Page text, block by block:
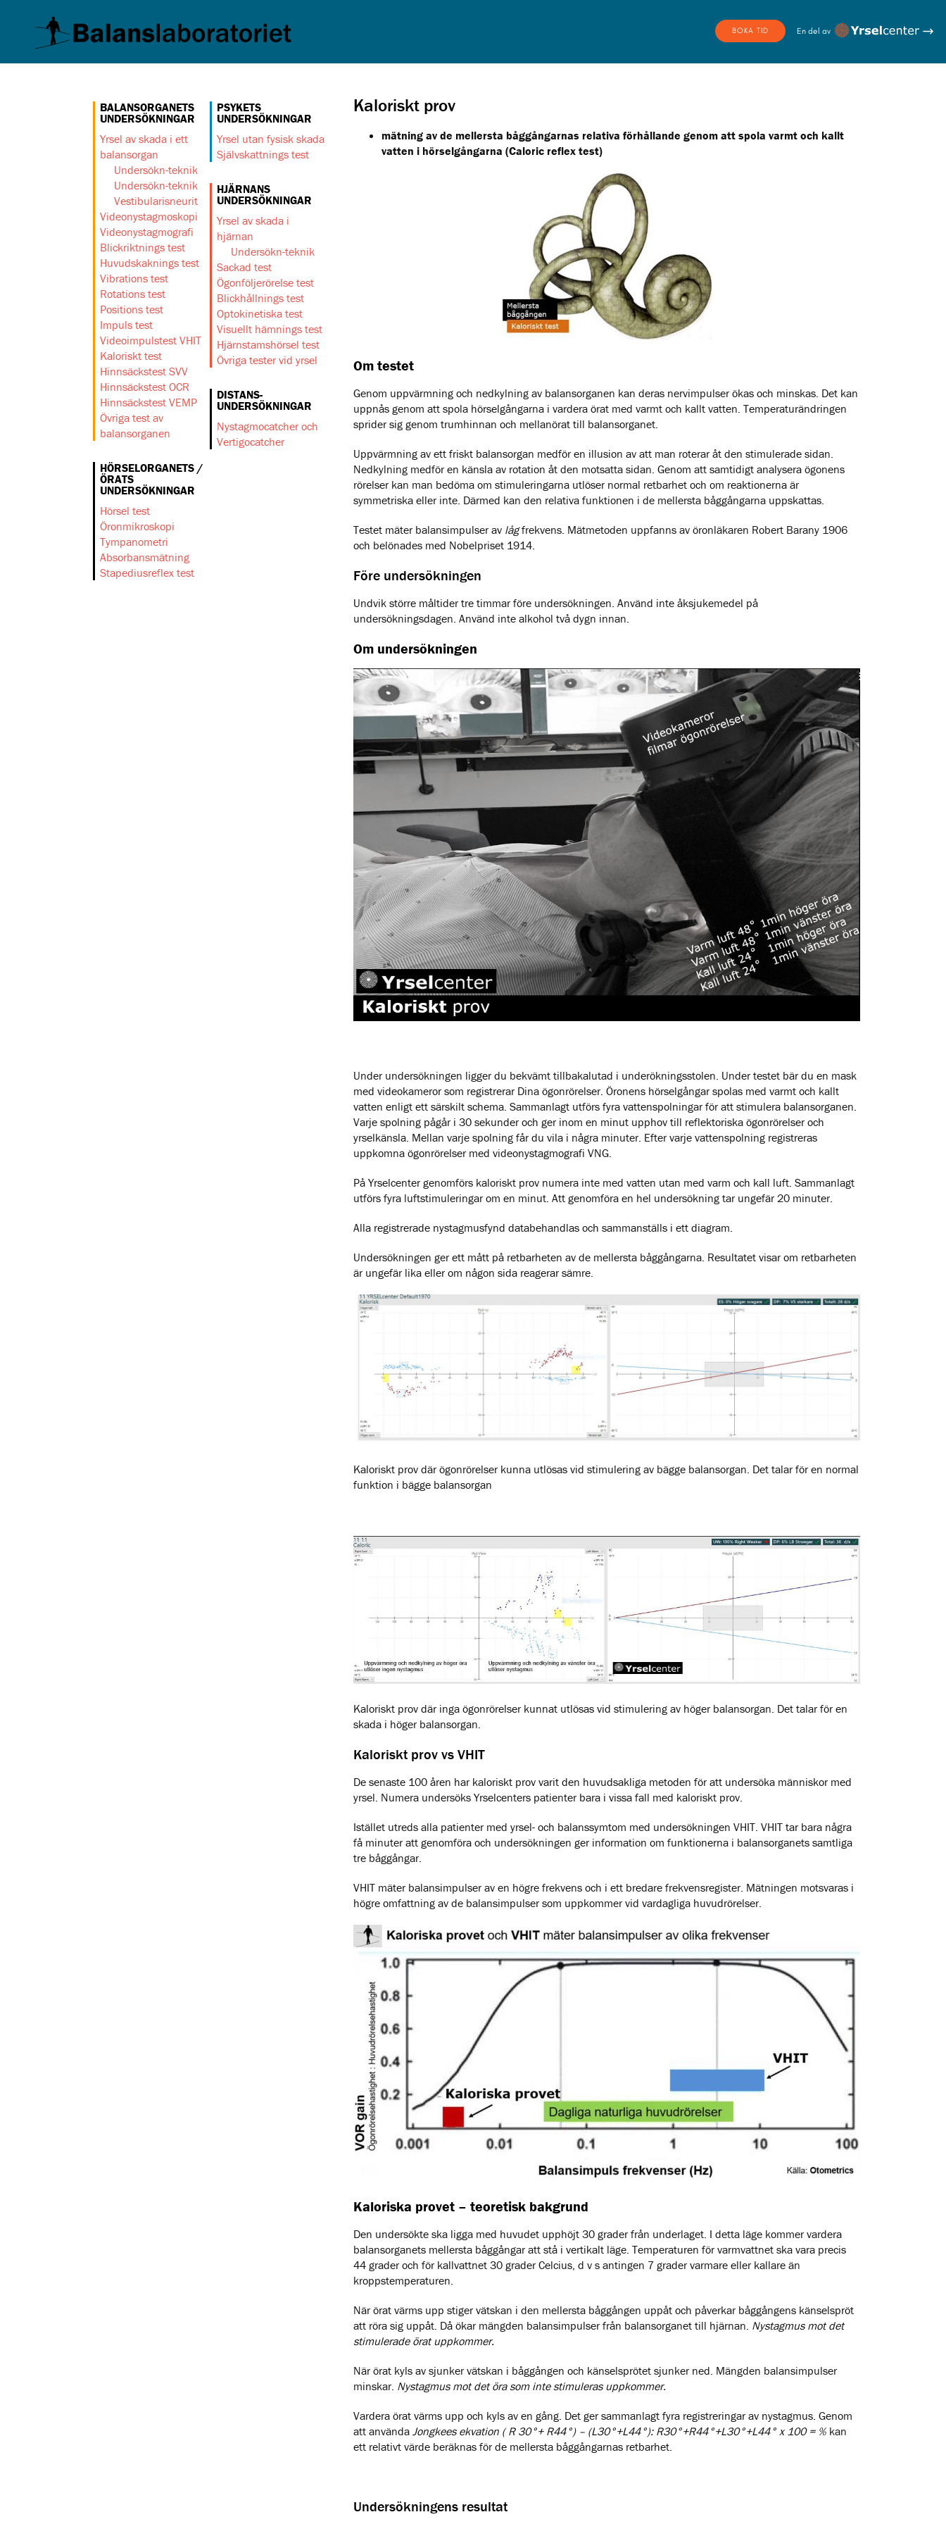
BOKA TID
Kaloriskt prov
mätning av de mellersta båggångarnas relativa förhållande genom att spola varmt och kallt
vatten i hörselgångarna (Caloric reflex test)
Om testet
Genom uppvärmning och nedkylning av balansorganen kan deras nervimpulser ökas och minskas. Det kan
uppnås genom att spola hörselgångarna i vardera örat med varmt och kallt vatten. Temperaturändringen
sprider sig genom trumhinnan och mellanörat till balansorganet.
Uppvärmning av ett friskt balansorgan medför en illusion av att man roterar åt den stimulerade sidan.
Nedkylning medför en känsla av rotation åt den motsatta sidan. Genom att samtidigt analysera ögonens
rörelser kan man bedöma om stimuleringarna utlöser normal retbarhet och om reaktionerna är
symmetriska eller inte. Därmed kan den relativa funktionen i de mellersta båggångarna uppskattas.
Testet mäter balansimpulser av lågfrekvens. Mätmetoden uppfanns av öronläkaren Robert Barany 1906
och belönades med Nobelpriset 1914.
Före undersökningen
Undvik större måltider tre timmar före undersökningen. Använd inte åksjukemedel på
undersökningsdagen. Använd inte alkohol två dygn innan.
Om undersökningen
Under undersökningen ligger du bekvämt tillbakalutad i underökningsstolen. Under testet bär du en mask
med videokameror som registrerar Dina ögonrörelser. Öronens hörselgångar spolas med varmt och kallt
vatten enligt ett särskilt schema. Sammanlagt utförs fyra vattenspolningar för att stimulera balansorganen.
Varje spolning pågår i 30 sekunder och ger inom en minut upphov till reflektoriska ögonrörelser och
yrselkänsla. Mellan varje spolning får du vila i några minuter. Efter varje vattenspolning registreras
uppkomna ögonrörelser med videonystagmografi VNG.
På Yrselcenter genomförs kaloriskt prov numera inte med vatten utan med varm och kall luft. Sammanlagt
utförs fyra luftstimuleringar om en minut. Att genomföra en hel undersökning tar ungefär 20 minuter.
Alla registrerade nystagmusfynd databehandlas och sammanställs i ett diagram.
Undersökningen ger ett mått på retbarheten av de mellersta båggångarna. Resultatet visar om retbarheten
är ungefär lika eller om någon sida reagerar sämre.
Kaloriskt prov där ögonrörelser kunna utlösas vid stimulering av bägge balansorgan. Det talar för en normal
funktion i bägge balansorgan
Kaloriskt prov där inga ögonrörelser kunnat utlösas vid stimulering av höger balansorgan. Det talar för en
skada i höger balansorgan.
Kaloriskt prov vs VHIT
De senaste 100 åren har kaloriskt prov varit den huvudsakliga metoden för att undersöka människor med
yrsel. Numera undersöks Yrselcenters patienter bara i vissa fall med kaloriskt prov.
Istället utreds alla patienter med yrsel- och balanssymtom med undersökningen VHIT. VHIT tar bara några
få minuter att genomföra och undersökningen ger information om funktionerna i balansorganets samtliga
tre båggångar.
VHIT mäter balansimpulser av en högre frekvens och i ett bredare frekvensregister. Mätningen motsvaras i
högre omfattning av de balansimpulser som uppkommer vid vardagliga huvudrörelser.
Kaloriska provet – teoretisk bakgrund
Den undersökte ska ligga med huvudet upphöjt 30 grader från underlaget. I detta läge kommer vardera
balansorganets mellersta båggångar att stå i vertikalt läge. Temperaturen för varmvattnet ska vara precis
44 grader och för kallvattnet 30 grader Celcius, d v s antingen 7 grader varmare eller kallare än
kroppstemperaturen.
När örat värms upp stiger vätskan i den mellersta båggången uppåt och påverkar båggångens känselspröt
att röra sig uppåt. Då ökar mängden balansimpulser från balansorganet till hjärnan. Nystagmus mot det
stimulerade örat uppkommer.
När örat kyls av sjunker vätskan i båggången och känselsprötet sjunker ned. Mängden balansimpulser
minskar. Nystagmus mot det öra som inte stimuleras uppkommer.
Vardera örat värms upp och kyls av en gång. Det ger sammanlagt fyra registreringar av nystagmus. Genom
att använda Jongkees ekvation ( R 30°+ R44°) – (L30°+L44°): R30°+R44°+L30°+L44° x 100 = % kan
ett relativt värde beräknas för de mellersta båggångarnas retbarhet.
Undersökningens resultat
BALANSORGANETS
UNDERSÖKNINGAR
Yrsel av skada i ett
balansorgan
Undersökn-teknik
Undersökn-teknik
Vestibularisneurit
Videonystagmoskopi
Videonystagmografi
Blickriktnings test
Huvudskaknings test
Vibrations test
Rotations test
Positions test
Impuls test
Videoimpulstest VHIT
Kaloriskt test
Hinnsäckstest SVV
Hinnsäckstest OCR
Hinnsäckstest VEMP
Övriga test av
balansorganen
HÖRSELORGANETS /
ÖRATS
UNDERSÖKNINGAR
Hörsel test
Öronmikroskopi
Tympanometri
Absorbansmätning
Stapediusreflex test
PSYKETS
UNDERSÖKNINGAR
Yrsel utan fysisk skada
Självskattnings test
HJÄRNANS
UNDERSÖKNINGAR
Yrsel av skada i
hjärnan
Undersökn-teknik
Sackad test
Ögonföljerörelse test
Blickhållnings test
Optokinetiska test
Visuellt hämnings test
Hjärnstamshörsel test
Övriga tester vid yrsel
DISTANS-
UNDERSÖKNINGAR
Nystagmocatcher och
Vertigocatcher